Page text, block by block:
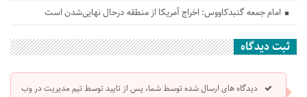
امام جمعه گنبدکاووس: اخراج آمریکا از منطقه درحال نهایی‌شدن است
ثبت دیدگاه
دیدگاه های ارسال شده توسط شما، پس از تایید توسط تیم مدیریت در وب